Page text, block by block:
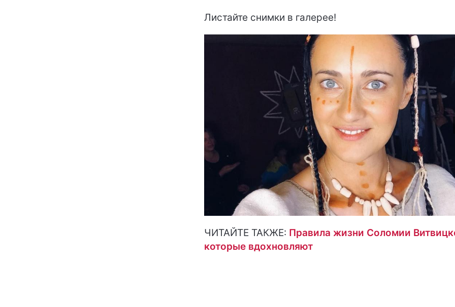
Листайте снимки в галерее!
ЧИТАЙТЕ ТАКЖЕ: Правила жизни Соломии
которые вдохновляют